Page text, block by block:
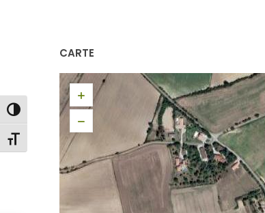
Passer en contraste élevé
Changer la taille de la police
CARTE